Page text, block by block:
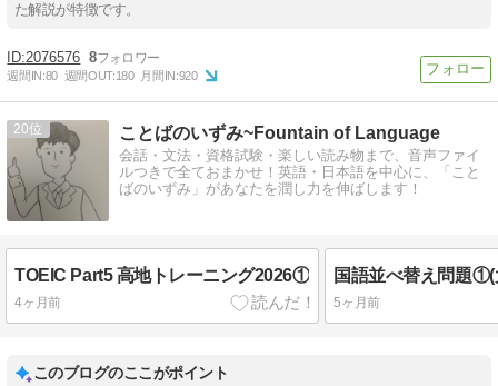
た解説が特徴です。
2076576 8
週間IN:80 週間OUT:180 月間IN:920
20 ことばのいずみ~Fountain of Language
会話・文法・資格試験・楽しい読み物まで、音声ファイ
ルつきで全ておまかせ！英語・日本語を中心に、「こと
ばのいずみ」があなたを潤し力を伸ばします！
TOEIC Part5 高地トレーニング2026①
4ヶ月前 5ヶ月前
このブログのここがポイント